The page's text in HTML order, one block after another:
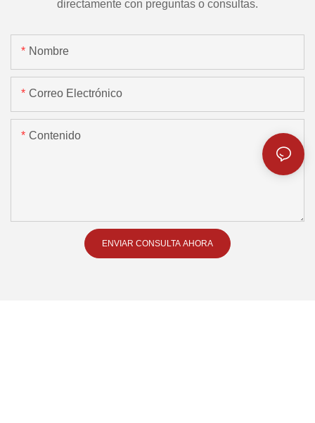
directamente con preguntas o consultas.
Nombre
Correo Electrónico
Contenido
ENVIAR CONSULTA AHORA